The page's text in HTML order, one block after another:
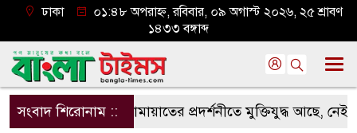
ঢাকা
০১:৪৮ অপরাহ্ন, রবিবার, ০৯ অগাস্ট ২০২৬, ২৫ শ্রাবণ
১৪৩৩ বঙ্গাব্দ
সংবাদ শিরোনাম ::জামায়াতের প্রদর্শনীতে মুক্তিযুদ্ধ আছে, নেই